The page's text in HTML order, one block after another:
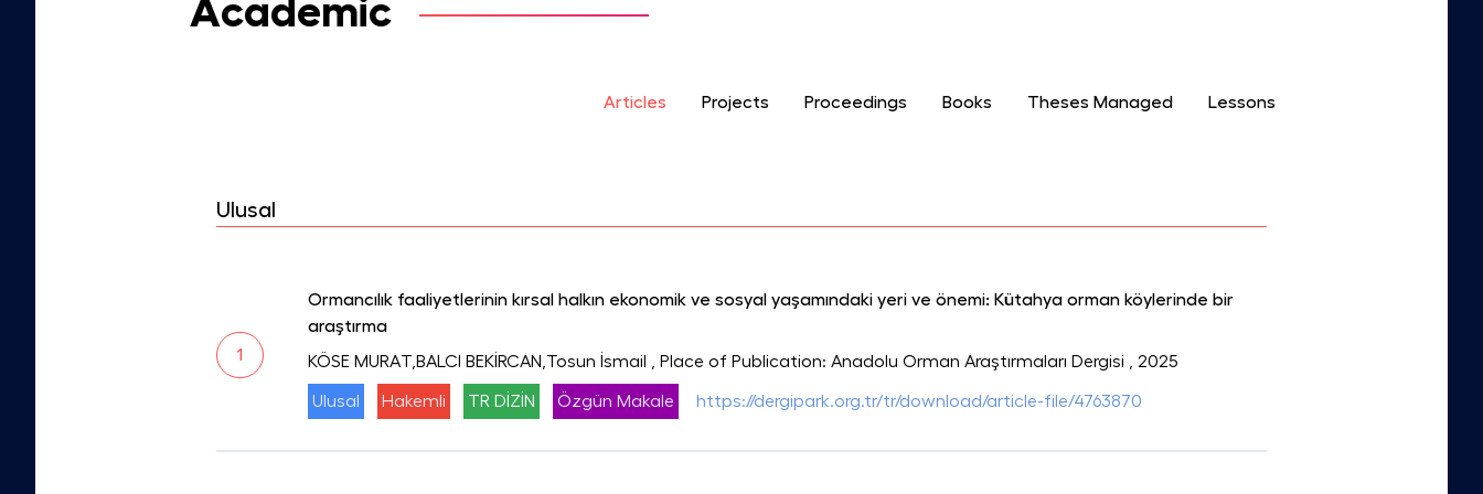
Academic
Articles Projects Proceedings Books Theses Managed Lessons
Ulusal
1
Ormancılık faaliyetlerinin kırsal halkın ekonomik ve sosyal yaşamındaki yeri ve önemi: Kütahya orman köylerinde bir
araştırma
KÖSE MURAT,BALCI BEKİRCAN,Tosun İsmail
, Place of Publication: Anadolu Orman Araştırmaları Dergisi , 2025
Ulusal Hakemli TR DİZİN Özgün Makale https://dergipark.org.tr/tr/download/article-file/4763870